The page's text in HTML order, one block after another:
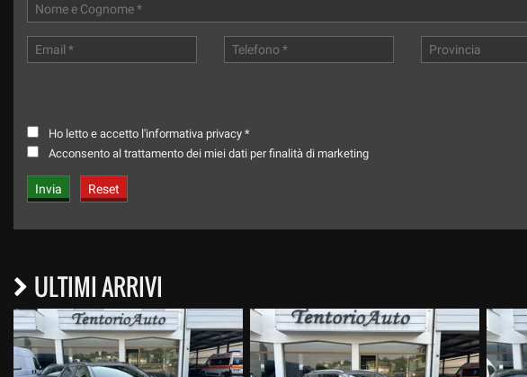
Ho letto e accetto l'informativa privacy *
Acconsento al trattamento dei miei dati per finalità di marketing
ULTIMI ARRIVI